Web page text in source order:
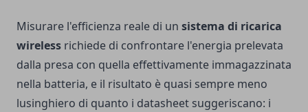
Misurare l'efficienza reale di un sistema di ricarica
wireless richiede di confrontare l'energia prelevata
dalla presa con quella effettivamente immagazzinata
nella batteria, e il risultato è quasi sempre meno
lusinghiero di quanto i datasheet suggeriscano: i